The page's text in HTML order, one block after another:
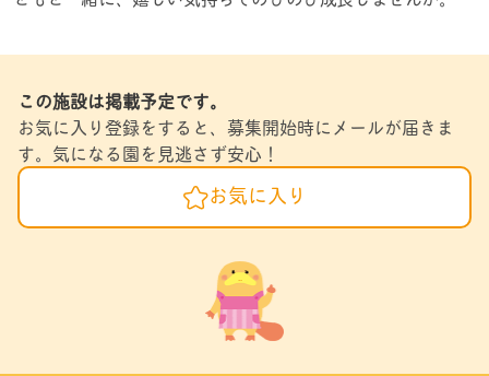
この施設は掲載予定です。
お気に入り登録をすると、募集開始時にメールが届きま
す。気になる園を見逃さず安心！
お気に入り